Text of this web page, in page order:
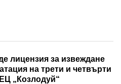
лицензия за извеждане
на трети и четвърти
„Козлодуй“